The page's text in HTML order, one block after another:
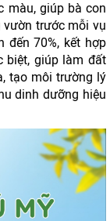
màu, giúp bà con
vườn trước mỗi vụ
đến 70%, kết hợp
biệt, giúp làm đất
tạo môi trường lý
dinh dưỡng hiệu